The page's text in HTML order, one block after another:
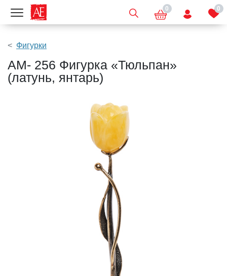
Показать меню 0 0
Фигурки
AM- 256 Фигурка «Тюльпан»
(латунь, янтарь)